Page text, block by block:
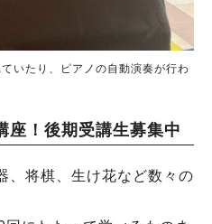
いたり、ピアノの自動演奏が行わ
座！後期受講生募集中
、将棋、生け花など数々の